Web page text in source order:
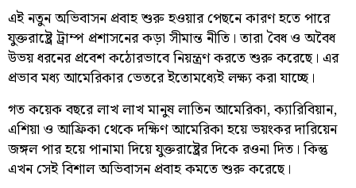
এই নতুন অভিবাসন প্রবাহ শুরু হওয়ার পেছনে কারণ হতে পারে
যুক্তরাষ্ট্রে ট্রাম্প প্রশাসনের কড়া সীমান্ত নীতি। তারা বৈধ ও অবৈধ
উভয় ধরনের প্রবেশ কঠোরভাবে নিয়ন্ত্রণ করতে শুরু করেছে। এর
প্রভাব মধ্য আমেরিকার ভেতরে ইতোমধ্যেই লক্ষ্য করা যাচ্ছে।
গত কয়েক বছরে লাখ লাখ মানুষ লাতিন আমেরিকা, ক্যারিবিয়ান,
এশিয়া ও আফ্রিকা থেকে দক্ষিণ আমেরিকা হয়ে ভয়ংকর দারিয়েন
জঙ্গল পার হয়ে পানামা দিয়ে যুক্তরাষ্ট্রের দিকে রওনা দিত। কিন্তু
এখন সেই বিশাল অভিবাসন প্রবাহ কমতে শুরু করেছে।